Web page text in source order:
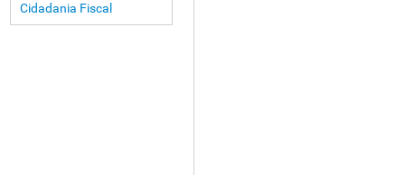
Cidadania Fiscal